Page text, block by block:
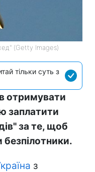
(Getty Images)
тільки суть з
отримувати
заплатити
за те, щоб
безпілотники.
з